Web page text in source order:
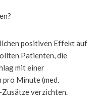
positiven Effekt auf
Patienten, die
mit einer
pro Minute (med.
verzichten.